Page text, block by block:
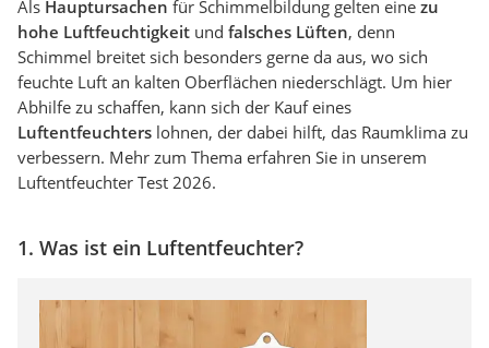
Als Hauptursachen für Schimmelbildung gelten eine zu
hohe Luftfeuchtigkeit und falsches Lüften, denn
Schimmel breitet sich besonders gerne da aus, wo sich
feuchte Luft an kalten Oberflächen niederschlägt. Um hier
Abhilfe zu schaffen, kann sich der Kauf eines
Luftentfeuchters lohnen, der dabei hilft, das Raumklima zu
verbessern. Mehr zum Thema erfahren Sie in unserem
Luftentfeuchter Test 2026.
1. Was ist ein Luftentfeuchter?